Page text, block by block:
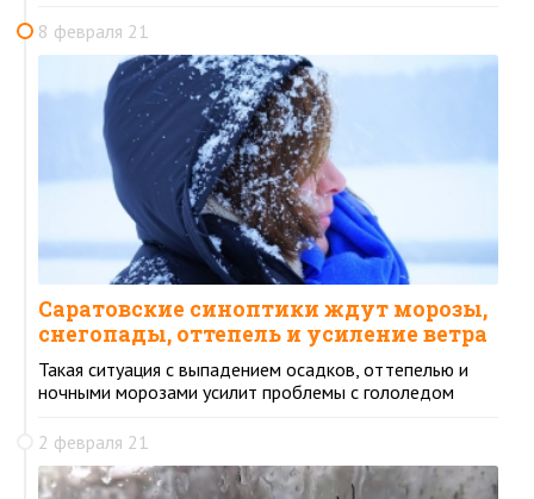
8 февраля 21
Саратовские синоптики ждут морозы,
снегопады, оттепель и усиление ветра
Такая ситуация с выпадением осадков, оттепелью и
ночными морозами усилит проблемы с гололедом
2 февраля 21